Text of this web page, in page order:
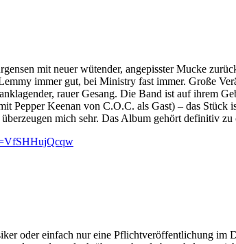
mit neuer wütender, angepisster Mucke
immer gut, bei Ministry fast immer. Große
rauer Gesang. Die Band ist auf ihrem
Pepper Keenan von C.O.C. als Gast) – das Stück
mich sehr. Das Album gehört definitiv
oder einfach nur eine Pflichtveröffentlichung im